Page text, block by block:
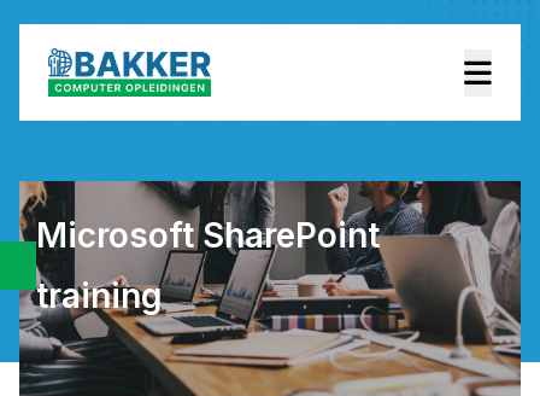
Microsoft SharePoint
training